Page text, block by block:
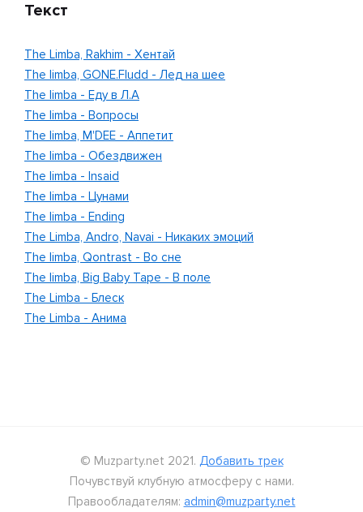
Текст
The Limba, Rakhim - Хентай
The limba, GONE.Fludd - Лед на шее
The limba - Еду в Л.А
The limba - Вопросы
The limba, M'DEE - Аппетит
The limba - Обездвижен
The limba - Insaid
The limba - Цунами
The limba - Ending
The Limba, Andro, Navai - Никаких эмоций
The limba, Qontrast - Во сне
The limba, Big Baby Tape - В поле
The Limba - Блеск
The Limba - Анима
© Muzparty.net 2021. Добавить трек
Почувствуй клубную атмосферу с нами.
Правообладателям: admin@muzparty.net